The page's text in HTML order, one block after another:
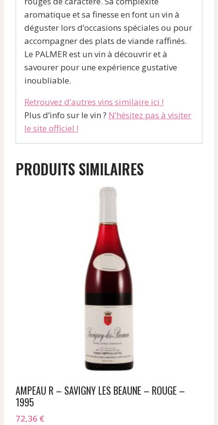
aromatique et sa finesse en font un vin à
déguster lors d’occasions spéciales ou pour
accompagner des plats de viande raffinés.
Le PALMER est un vin à découvrir et à
savourer pour une expérience gustative
inoubliable.
Retrouvez d’autres vins similaire ici !
Plus d’info sur le vin ? N’hésitez pas à visiter
le site officiel !
PRODUITS SIMILAIRES
AMPEAU R – SAVIGNY LES BEAUNE – ROUGE –
1995
72,36 €